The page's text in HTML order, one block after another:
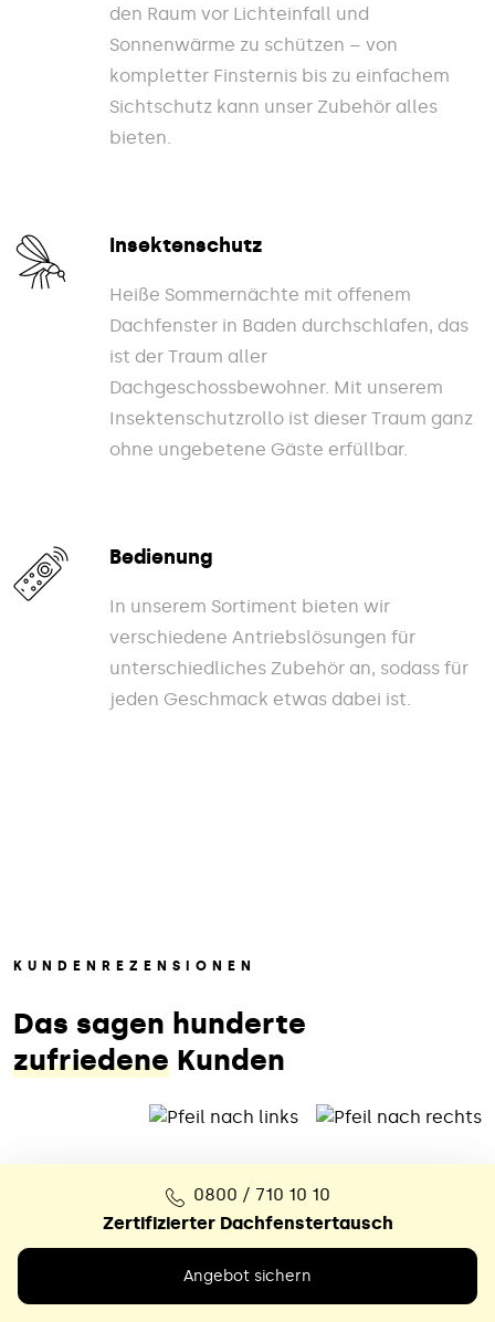
den Raum vor Lichteinfall und
Sonnenwärme zu schützen – von
kompletter Finsternis bis zu einfachem
Sichtschutz kann unser Zubehör alles
bieten.
Insektenschutz
Heiße Sommernächte mit offenem
Dachfenster in Baden durchschlafen, das
ist der Traum aller
Dachgeschossbewohner. Mit unserem
Insektenschutzrollo ist dieser Traum ganz
ohne ungebetene Gäste erfüllbar.
Bedienung
In unserem Sortiment bieten wir
verschiedene Antriebslösungen für
unterschiedliches Zubehör an, sodass für
jeden Geschmack etwas dabei ist.
KUNDENREZENSIONEN
Das sagen hunderte
zufriedene Kunden
Das war ein echter Glücksfall
0800 / 710 10 10
Zertifizierter Dachfenstertausch
Angebot sichern